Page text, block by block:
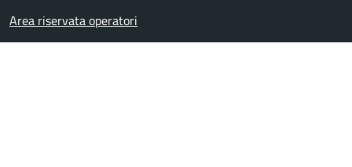
Area riservata operatori